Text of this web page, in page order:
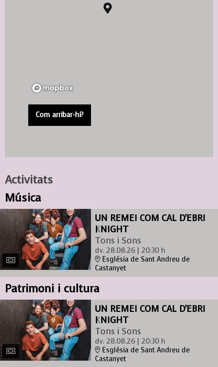
Com arribar-hi?
Activitats
Música
UN REMEI COM CAL D'EBRI
KNIGHT
Tons i Sons
dv. 28.08.26| 20:30 h
Església de Sant Andreu de
Castanyet
Patrimoni i cultura
UN REMEI COM CAL D'EBRI
KNIGHT
Tons i Sons
dv. 28.08.26| 20:30 h
Església de Sant Andreu de
Castanyet